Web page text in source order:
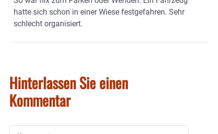
hatte sich schon in einer Wiese festgefahren. Sehr
schlecht organisiert.
Hinterlassen Sie einen
Kommentar